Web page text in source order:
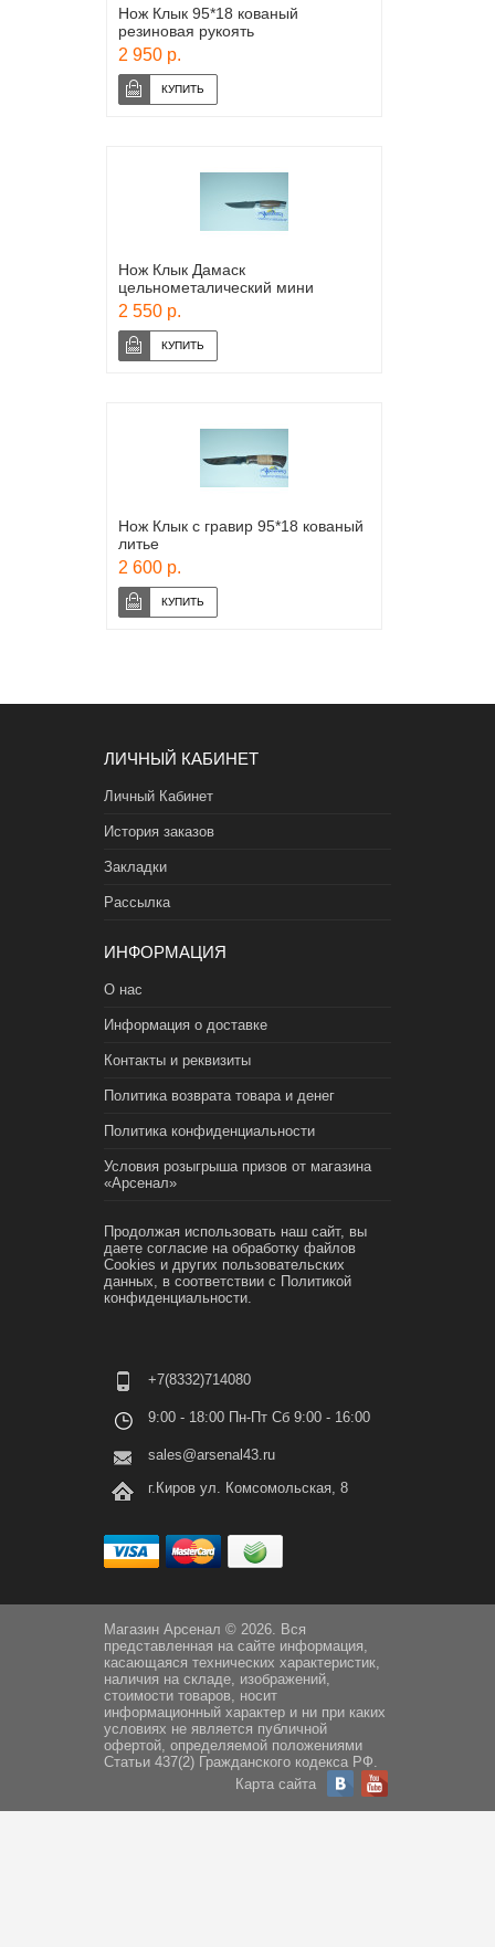
Нож Клык 95*18 кованый
резиновая рукоять
2 950 р.
Нож Клык Дамаск
цельнометалический мини
2 550 р.
Нож Клык с гравир 95*18 кованый
литье
2 600 р.
ЛИЧНЫЙ КАБИНЕТ
Личный Кабинет
История заказов
Закладки
Рассылка
ИНФОРМАЦИЯ
О нас
Информация о доставке
Контакты и реквизиты
Политика возврата товара и денег
Политика конфиденциальности
Условия розыгрыша призов от магазина
«Арсенал»
Продолжая использовать наш сайт, вы
даете согласие на обработку файлов
Cookies и других пользовательских
данных, в соответствии с Политикой
конфиденциальности.
+7(8332)714080
9:00 - 18:00 Пн-Пт Сб 9:00 - 16:00
sales@arsenal43.ru
г.Киров ул. Комсомольская, 8
Магазин Арсенал © 2026. Вся
представленная на сайте информация,
касающаяся технических характеристик,
наличия на складе, изображений,
стоимости товаров, носит
информационный характер и ни при каких
условиях не является публичной
офертой, определяемой положениями
Статьи 437(2) Гражданского кодекса РФ.
Карта сайта